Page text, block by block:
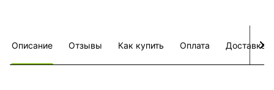
Описание Отзывы Как купить Оплата Доставка